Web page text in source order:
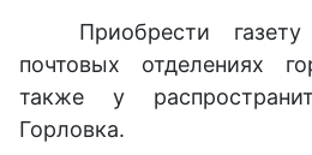
Приобрести
почтовых отделениях
также у
Горловка.